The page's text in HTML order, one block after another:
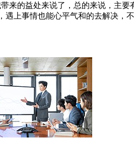
来的益处来说了，总的来说，主
上事情也能心平气和的去解决